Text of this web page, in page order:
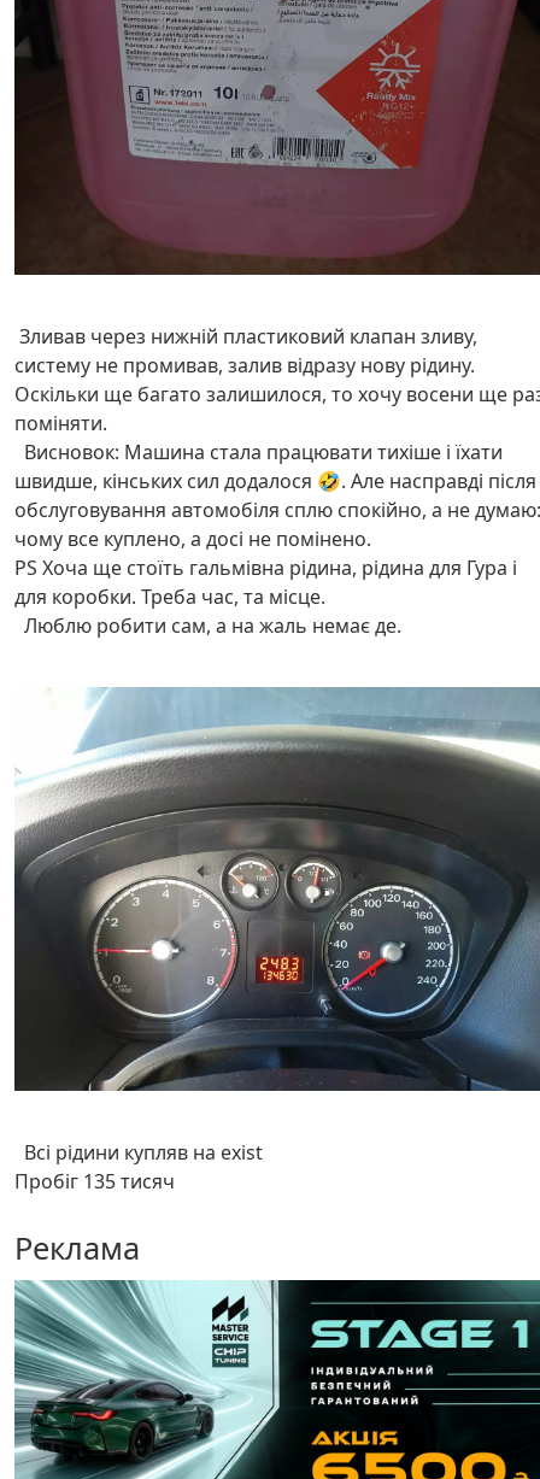
Зливав через нижній пластиковий клапан зливу,
систему не промивав, залив відразу нову рідину.
Оскільки ще багато залишилося, то хочу восени ще
поміняти.
Висновок: Машина стала працювати тихіше і їхати
швидше, кінських сил додалося 🤣. Але насправді після
обслуговування автомобіля сплю спокійно, а не думаю:
чому все куплено, а досі не помінено.
PS Хоча ще стоїть гальмівна рідина, рідина для Гура і
для коробки. Треба час, та місце.
Люблю робити сам, а на жаль немає де.
Всі рідини купляв на exist
Пробіг 135 тисяч
Реклама